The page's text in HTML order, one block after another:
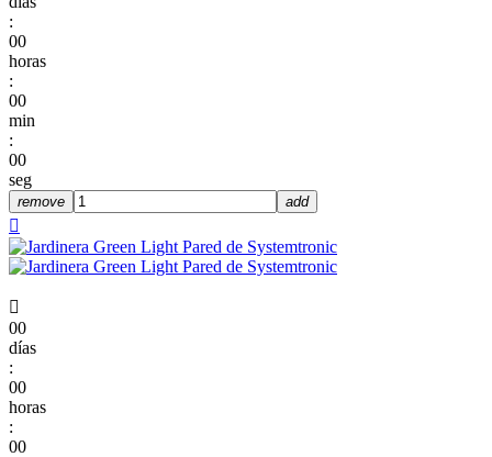
:
00
horas
:
00
min
:
00
seg
remove add


00
días
:
00
horas
:
00